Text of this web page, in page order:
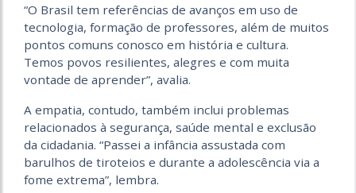
“O Brasil tem referências de avanços em uso de
tecnologia, formação de professores, além de muitos
pontos comuns conosco em história e cultura.
Temos povos resilientes, alegres e com muita
vontade de aprender”, avalia.
A empatia, contudo, também inclui problemas
relacionados à segurança, saúde mental e exclusão
da cidadania. “Passei a infância assustada com
barulhos de tiroteios e durante a adolescência via a
fome extrema”, lembra.